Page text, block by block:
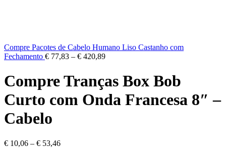
Compre Pacotes de Cabelo Humano Liso Castanho com
Fechamento € 77,83 – € 420,89
Compre Tranças Box Bob
Curto com Onda Francesa 8″ –
Cabelo
€ 10,06 – € 53,46